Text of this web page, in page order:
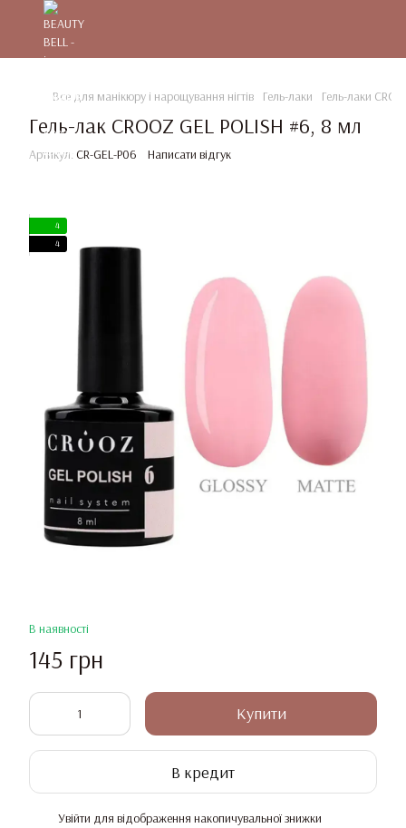
Все для манікюру і нарощування нігтів Гель-лаки Гель-лаки
Гель-лак CROOZ GEL POLISH #6, 8 мл
Артикул: CR-GEL-P06 Написати відгук
4
4
В наявності
145 грн
Купити
В кредит
Увійти для відображення накопичувальної знижки